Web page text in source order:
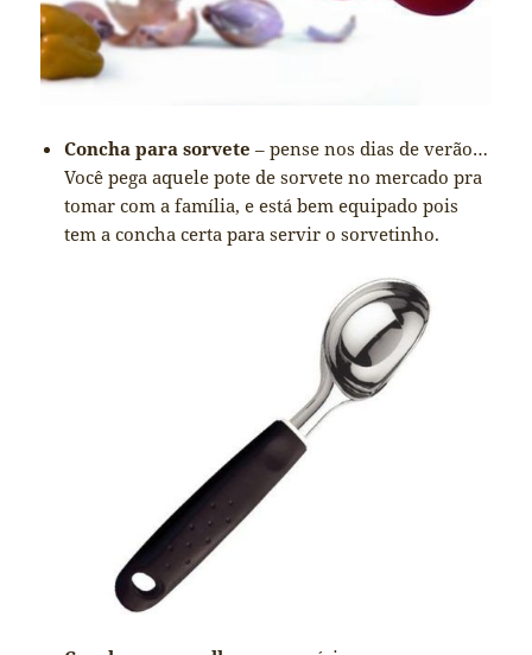
Concha para sorvete – pense nos dias de verão…
Você pega aquele pote de sorvete no mercado pra
tomar com a família, e está bem equipado pois
tem a concha certa para servir o sorvetinho.